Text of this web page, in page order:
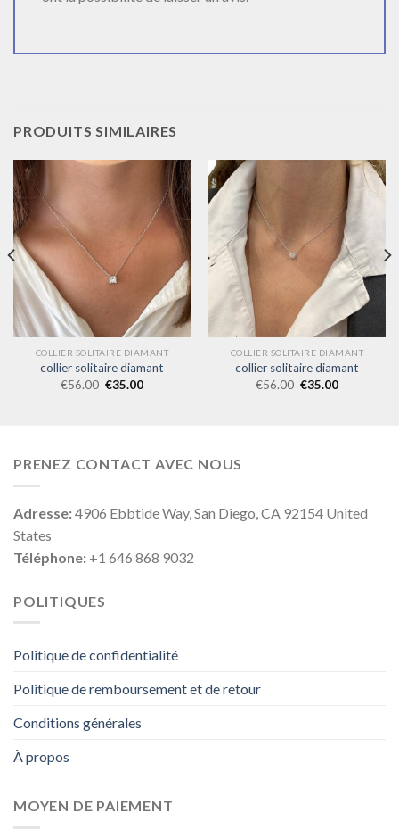
PRODUITS SIMILAIRES
COLLIER SOLITAIRE DIAMANT
collier solitaire diamant
€56.00 €35.00
COLLIER SOLITAIRE DIAMANT
collier solitaire diamant
€56.00 €35.00
PRENEZ CONTACT AVEC NOUS
Adresse:4906 Ebbtide Way, San Diego, CA 92154 United
States
Téléphone: +1 646 868 9032
POLITIQUES
Politique de confidentialité
Politique de remboursement et de retour
Conditions générales
À propos
MOYEN DE PAIEMENT